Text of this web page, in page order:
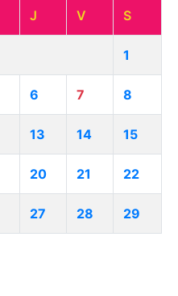
J V S
1
6 7 8
13 14 15
20 21 22
27 28 29